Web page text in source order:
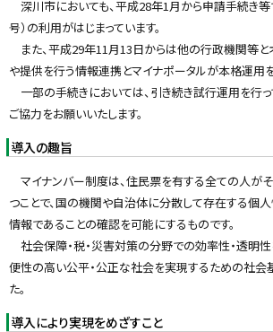
深川市においても、平成28年1月から申請手続き等
号）の利用がはじまっています。
また、平成29年11月13日からは他の行政機関等と
や提供を行う情報連携とマイナポータルが本格運用を
一部の手続きにおいては、引き続き試行運用を行っ
ご協力をお願いいたします。
導入の趣旨
マイナンバー制度は、住民票を有する全ての人が
つことで、国の機関や自治体に分散して存在する個
情報であることの確認を可能にするものです。
社会保障・税・災害対策の分野での効率性・透明性
便性の高い公平・公正な社会を実現するための社会
た。
導入により実現をめざすこと